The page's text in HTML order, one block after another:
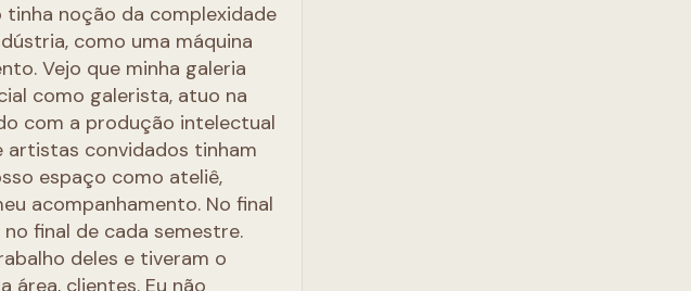
tinha noção da complexidade
como uma máquina
Vejo que minha galeria
como galerista, atuo na
com a produção intelectual
artistas convidados tinham
espaço como ateliê,
acompanhamento. No final
final de cada semestre.
deles e tiveram o
área, clientes. Eu não